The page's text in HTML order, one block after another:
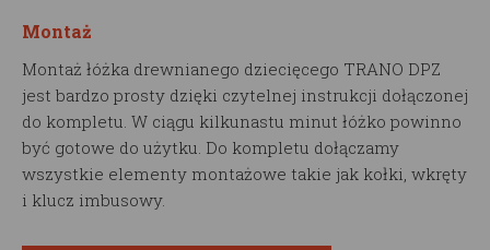
Montaż
Montaż łóżka drewnianego dziecięcego TRANO DPZ
jest bardzo prosty dzięki czytelnej instrukcji dołączonej
do kompletu. W ciągu kilkunastu minut łóżko powinno
być gotowe do użytku. Do kompletu dołączamy
wszystkie elementy montażowe takie jak kołki, wkręty
i klucz imbusowy.